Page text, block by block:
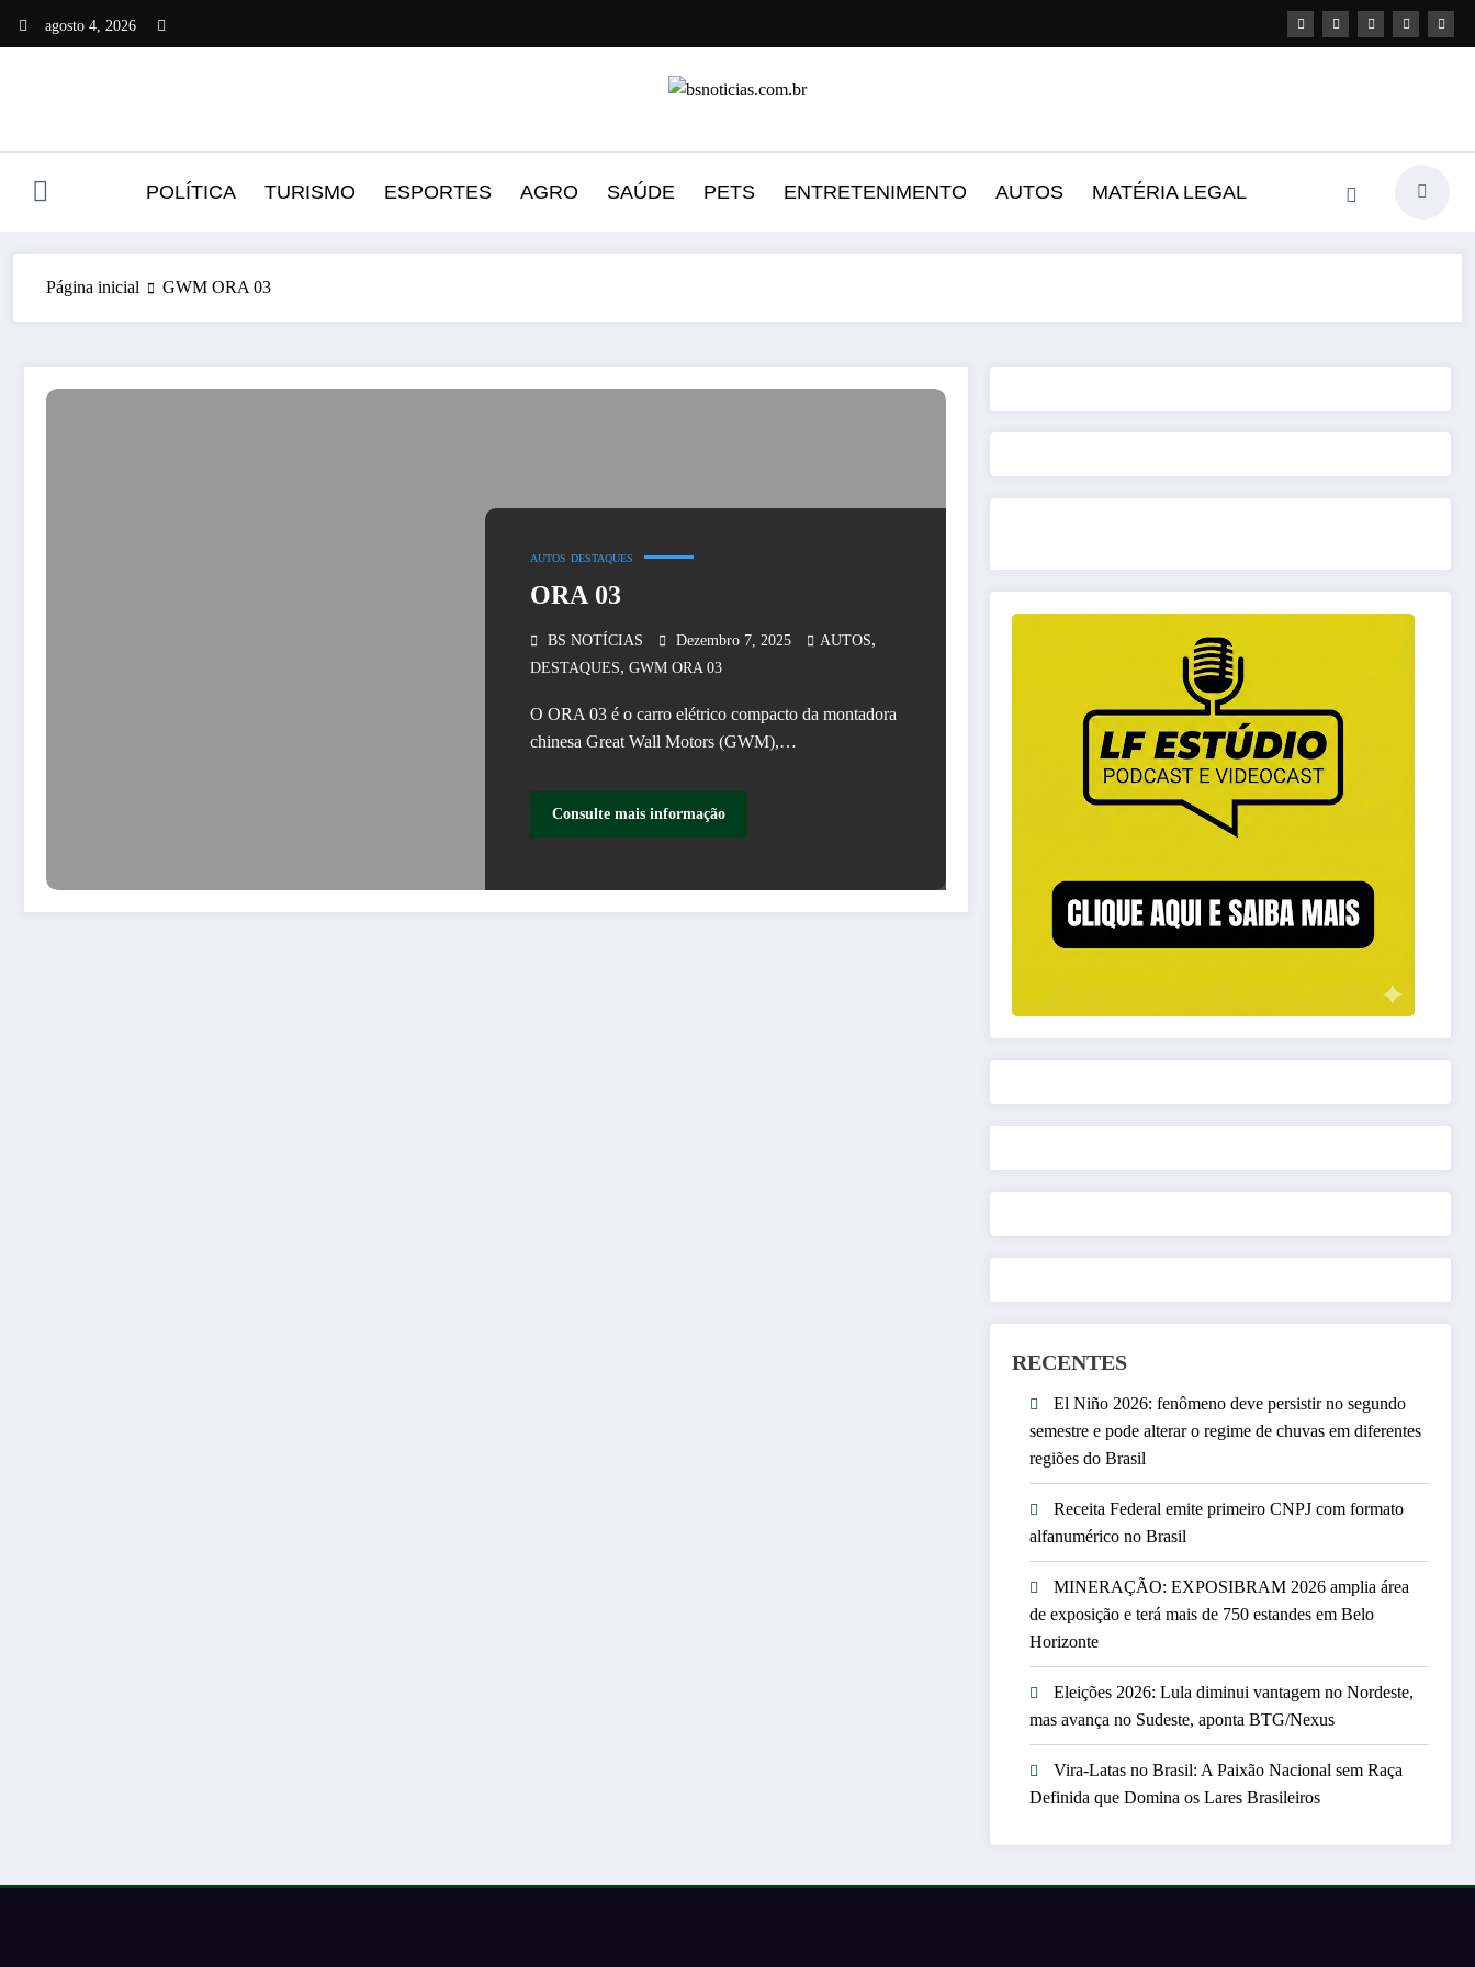
agosto 4, 2026
POLÍTICA TURISMO ESPORTES AGRO SAÚDE PETS ENTRETENIMENTO AUTOS MATÉRIA LEGAL
Página inicial GWM ORA 03
AUTOS DESTAQUES
ORA 03
BS NOTÍCIAS Dezembro 7, 2025 AUTOS,
DESTAQUES, GWM ORA 03
O ORA 03 é o carro elétrico compacto da montadora
chinesa Great Wall Motors (GWM),…
Consulte mais informação
RECENTES
El Niño 2026: fenômeno deve persistir no segundo
semestre e pode alterar o regime de chuvas em diferentes
regiões do Brasil
Receita Federal emite primeiro CNPJ com formato
alfanumérico no Brasil
MINERAÇÃO: EXPOSIBRAM 2026 amplia área
de exposição e terá mais de 750 estandes em Belo
Horizonte
Eleições 2026: Lula diminui vantagem no Nordeste,
mas avança no Sudeste, aponta BTG/Nexus
Vira-Latas no Brasil: A Paixão Nacional sem Raça
Definida que Domina os Lares Brasileiros